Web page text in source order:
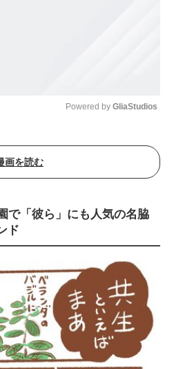
Powered by GliaStudios
画を読む
で「彼ら」にも人気の名脇
ド